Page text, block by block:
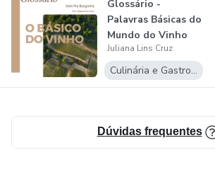
conhecidos por sua complexidade.
Se você já se sentiu inseguro ao
vinho da Borgonha, eu estou aqui para
digital foi criado especialmente para tirar
degustar e conversar com segurança e
universo deliciosamente desafiador.
Glossário -
Palavras Básicas do
Mundo do Vinho
Juliana Lins Cruz
Culinária e Gastronomia
Dúvidas frequentes